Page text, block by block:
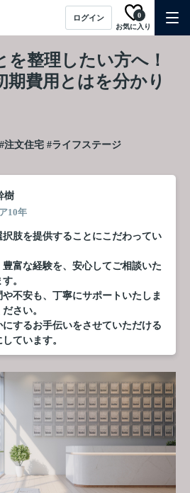
ログイン
お気に入り
0
を整理したい方へ！
期費用とはを分かり
#注文住宅 #ライフステージ
樹
10年
肢を提供することにこだわってい
富な経験を、安心してご相談いた
。
不安も、丁寧にサポートいたしま
さい。
するお手伝いをさせていただける
ています。